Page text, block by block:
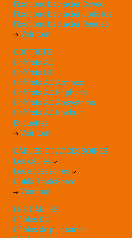
Fixations bac acier Coveo
Fixations bac acier Joris Ide
Fixations bac acier Renusol
Voir tout
COFFRETS
Coffrets AC
Coffrets DC
Coffrets AC Atmoce
Coffrets AC Enphase
Coffrets AC Apsystems
Coffrets AC Backup
Etiquettes
Voir tout
CÂBLES ET ACCESSOIRES
Les câbles
Les accessoires
Outils TradeForce
Voir tout
LES CÂBLES
Câbles DC
Câbles de puissance